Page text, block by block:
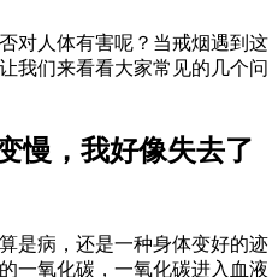
对人体有害呢？当戒烟遇到这
我们来看看大家常见的几个问
慢，我好像失去了
是病，还是一种身体变好的迹
一氧化碳，一氧化碳进入血液